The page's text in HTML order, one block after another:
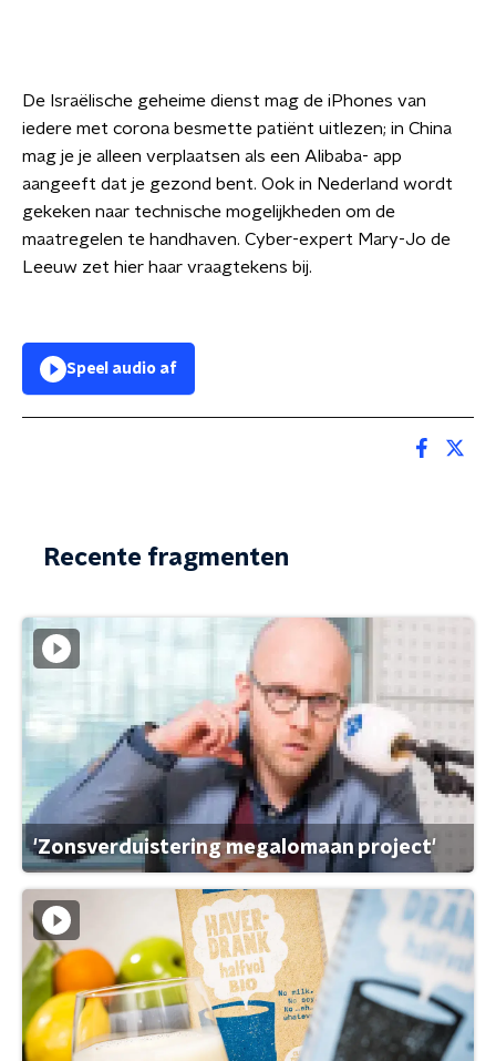
De Israëlische geheime dienst mag de iPhones van
iedere met corona besmette patiënt uitlezen; in ­China
mag je je alleen verplaatsen als een Alibaba- app
aangeeft dat je gezond bent. Ook in Nederland wordt
gekeken naar technische mogelijkheden om de
maatregelen te handhaven. Cyber-expert Mary-Jo de
Leeuw zet hier haar vraagtekens bij.
Speel audio af
Recente fragmenten
'Zonsverduistering megalomaan project'